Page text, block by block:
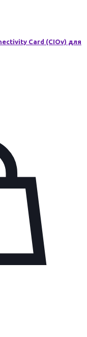
Card (CIOv) для